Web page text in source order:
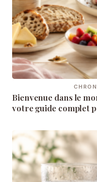
Bienvenue dans le
votre guide complet